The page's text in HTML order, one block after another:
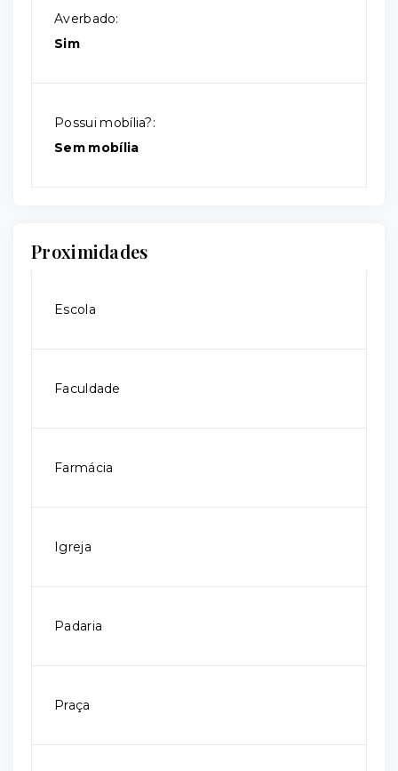
Averbado:
Sim
Possui mobília?:
Sem mobília
Proximidades
Escola
Faculdade
Farmácia
Igreja
Padaria
Praça